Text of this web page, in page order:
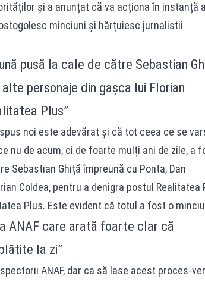
și a anunțat că va acționa în instanță
minciuni și hărțuiesc jurnalistii
pusă la cale de către Sebastian
personaje din gașca lui Florian
Plus”
noi este adevărat și că tot ceea ce se
nu de acum, ci de foarte mulți ani de zile, a
Sebastian Ghiță împreună cu Ponta, Dan
Coldea, pentru a denigra postul Realitatea
Plus. Este evident că totul a fost o
ANAF care arată foarte clar că
la zi”
ANAF, dar ca să lase acest proces-